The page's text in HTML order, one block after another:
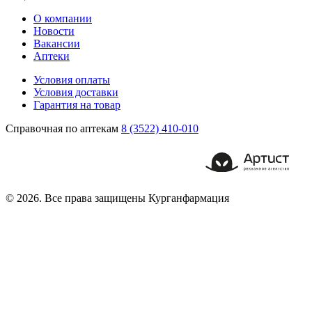
О компании
Новости
Вакансии
Аптеки
Условия оплаты
Условия доставки
Гарантия на товар
Справочная по аптекам 8 (3522) 410-010
© 2026. Все права защищены Курганфармация